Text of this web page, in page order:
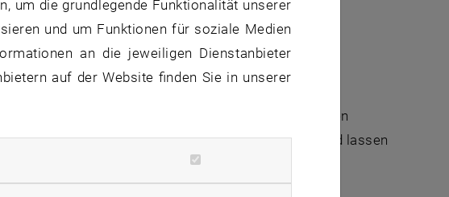
im Bereich Open Access und Publizieren: den
Wien Academic Press. Lehnen Sie sich zurück und lassen
gibt und wie Sie diese finden können.
um die grundlegende Funktionalität unserer
und um Funktionen für soziale Medien
an die jeweiligen Dienstanbieter
auf der Website finden Sie in unserer